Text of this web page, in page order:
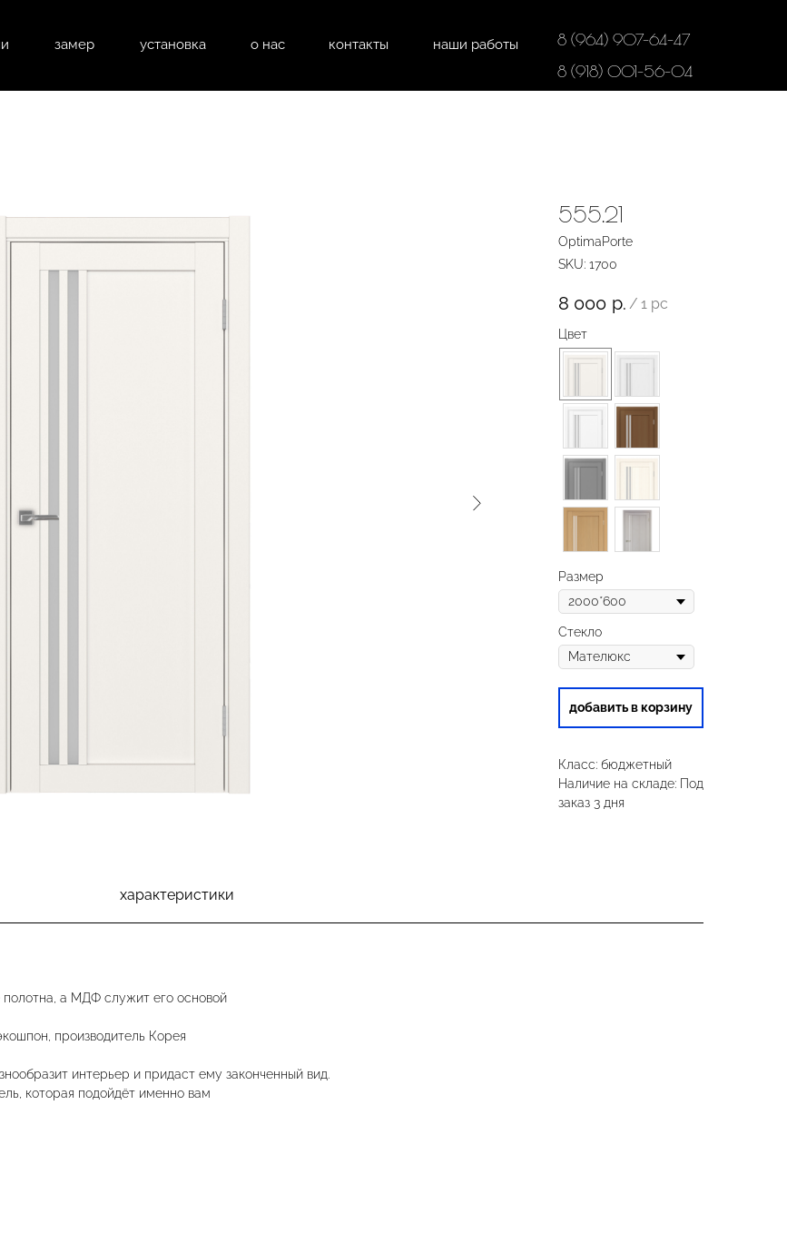
напольные покрытия
контакты
о нас
установка
замер
8 (918) 001-56-04
наши работы 8 (964) 907-64-47
555.21
OptimaPorte
SKU: 1700
8 000 р. / 1 pc
Цвет
Размер
Стекло
добавить в корзину
Класс: бюджетный
Наличие на складе: Под
заказ 3 дня
характеристики
а МДФ служит его основой
производитель Корея
интерьер и придаст ему законченный вид.
которая подойдёт именно вам